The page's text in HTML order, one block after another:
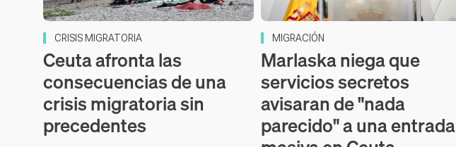
CRISIS MIGRATORIA
Ceuta afronta las
consecuencias de una
crisis migratoria sin
precedentes
MIGRACIÓN
Marlaska niega que
servicios secretos
avisaran de "nada
parecido" a una entrada